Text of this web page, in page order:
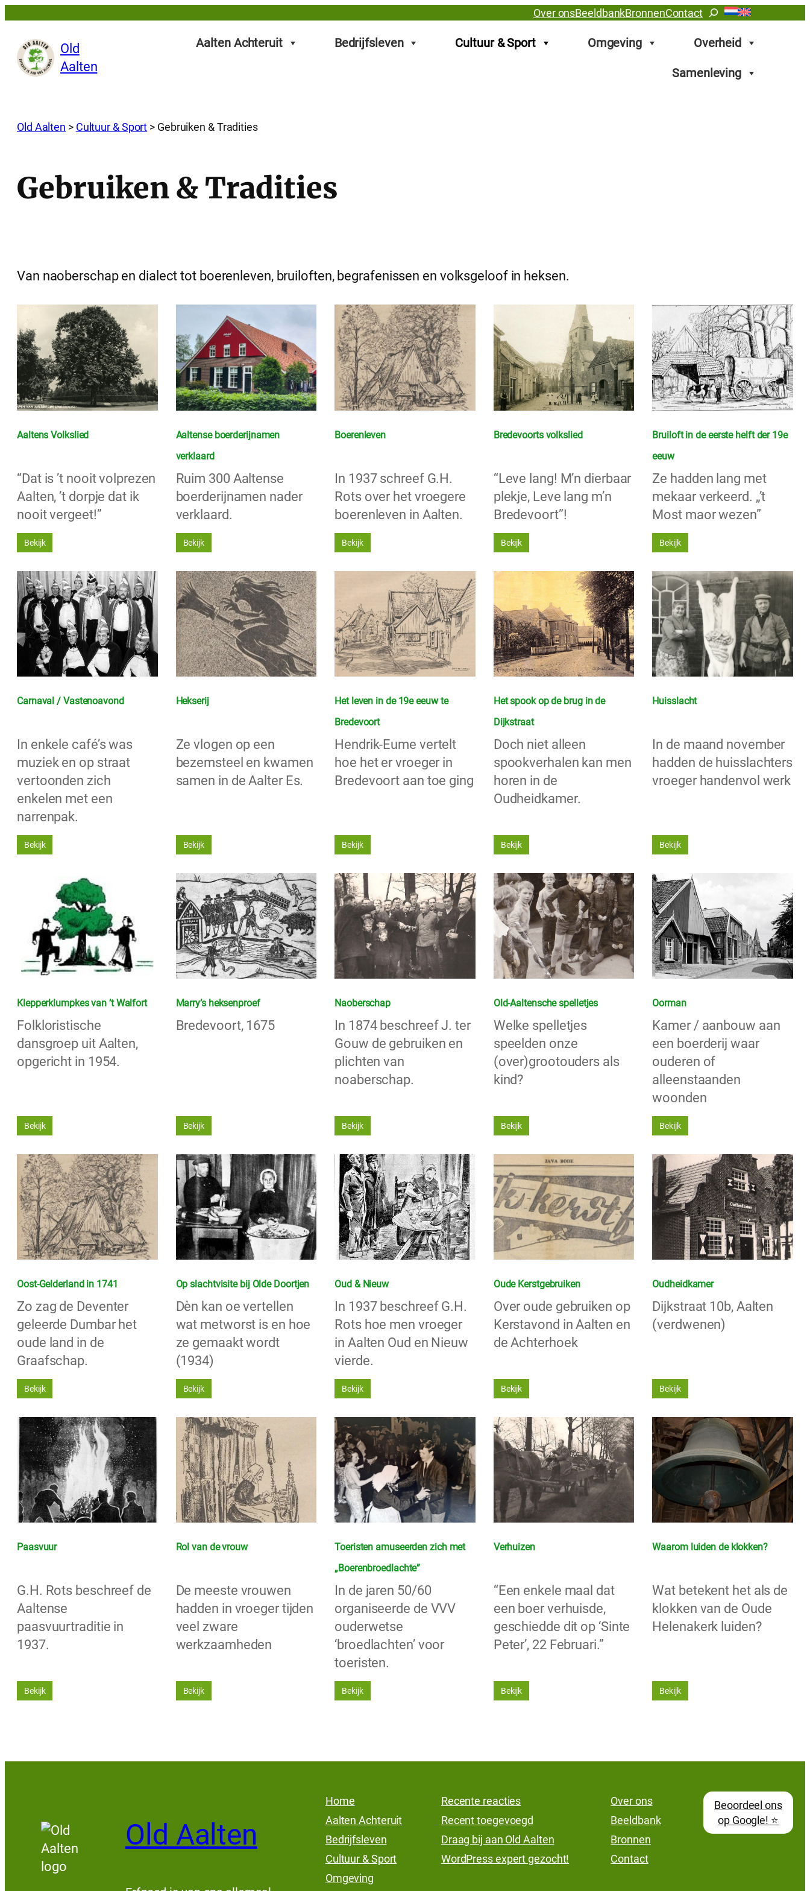
de
inhoud
Over onsBeeldbankBronnenContactZoeken
Old
Aalten
Aalten Achteruit Bedrijfsleven Cultuur & Sport Omgeving Overheid
Samenleving
Old Aalten > Cultuur & Sport > Gebruiken & Tradities
Gebruiken & Tradities
Van naoberschap en dialect tot boerenleven, bruiloften, begrafenissen en volksgeloof in heksen.
Aaltens Volkslied
“Dat is ’t nooit volprezen
Aalten, ’t dorpje dat ik
nooit vergeet!”
Bekijk
Aaltense boerderijnamen
verklaard
Ruim 300 Aaltense
boerderijnamen nader
verklaard.
Bekijk
Boerenleven
In 1937 schreef G.H.
Rots over het vroegere
boerenleven in Aalten.
Bekijk
Bredevoorts volkslied
“Leve lang! M’n dierbaar
plekje, Leve lang m’n
Bredevoort”!
Bekijk
Bruiloft in de eerste helft der 19e
eeuw
Ze hadden lang met
mekaar verkeerd. „’t
Most maor wezen”
Bekijk
Carnaval / Vastenoavond
In enkele café’s was
muziek en op straat
vertoonden zich
enkelen met een
narrenpak.
Bekijk
Hekserij
Ze vlogen op een
bezemsteel en kwamen
samen in de Aalter Es.
Bekijk
Het leven in de 19e eeuw te
Bredevoort
Hendrik-Eume vertelt
hoe het er vroeger in
Bredevoort aan toe ging
Bekijk
Het spook op de brug in de
Dijkstraat
Doch niet alleen
spookverhalen kan men
horen in de
Oudheidkamer.
Bekijk
Huisslacht
In de maand november
hadden de huisslachters
vroeger handenvol werk
Bekijk
Klepperklumpkes van ’t Walfort
Folkloristische
dansgroep uit Aalten,
opgericht in 1954.
Bekijk
Marry’s heksenproef
Bredevoort, 1675
Bekijk
Naoberschap
In 1874 beschreef J. ter
Gouw de gebruiken en
plichten van
noaberschap.
Bekijk
Old-Aaltensche spelletjes
Welke spelletjes
speelden onze
(over)grootouders als
kind?
Bekijk
Oorman
Kamer / aanbouw aan
een boerderij waar
ouderen of
alleenstaanden
woonden
Bekijk
Oost-Gelderland in 1741
Zo zag de Deventer
geleerde Dumbar het
oude land in de
Graafschap.
Bekijk
Op slachtvisite bij Olde Doortjen
Dèn kan oe vertellen
wat metworst is en hoe
ze gemaakt wordt
(1934)
Bekijk
Oud & Nieuw
In 1937 beschreef G.H.
Rots hoe men vroeger
in Aalten Oud en Nieuw
vierde.
Bekijk
Oude Kerstgebruiken
Over oude gebruiken op
Kerstavond in Aalten en
de Achterhoek
Bekijk
Oudheidkamer
Dijkstraat 10b, Aalten
(verdwenen)
Bekijk
Paasvuur
G.H. Rots beschreef de
Aaltense
paasvuurtraditie in
1937.
Bekijk
Rol van de vrouw
De meeste vrouwen
hadden in vroeger tijden
veel zware
werkzaamheden
Bekijk
Toeristen amuseerden zich met
„Boerenbroedlachte”
In de jaren 50/60
organiseerde de VVV
ouderwetse
‘broedlachten’ voor
toeristen.
Bekijk
Verhuizen
“Een enkele maal dat
een boer verhuisde,
geschiedde dit op ‘Sinte
Peter’, 22 Februari.”
Bekijk
Waarom luiden de klokken?
Wat betekent het als de
klokken van de Oude
Helenakerk luiden?
Bekijk
Old Aalten
Home
Aalten Achteruit
Bedrijfsleven
Cultuur & Sport
Omgeving
Recente reacties
Recent toegevoegd
Draag bij aan Old Aalten
WordPress expert gezocht!
Over ons
Beeldbank
Bronnen
Contact
Beoordeel ons
op Google! ⭐